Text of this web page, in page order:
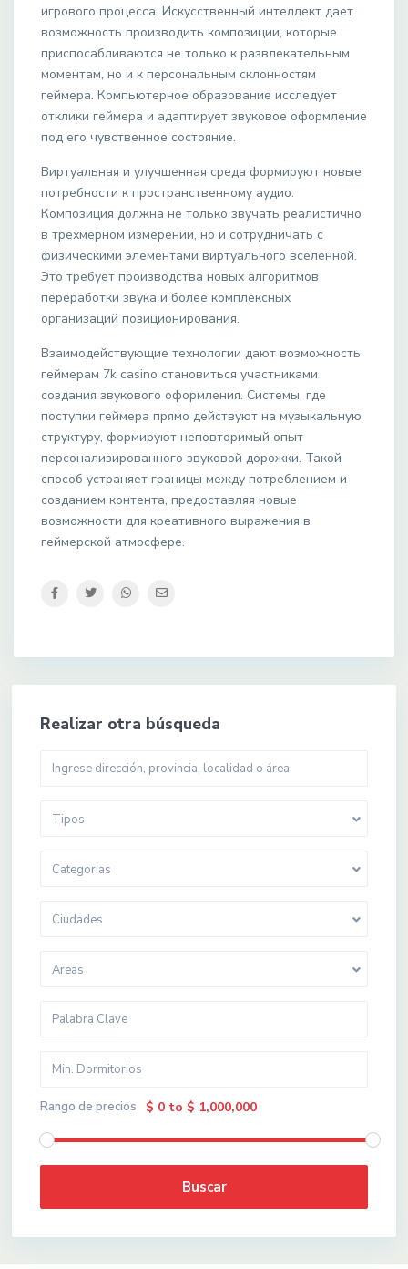
игрового процесса. Искусственный интеллект дает
возможность производить композиции, которые
приспосабливаются не только к развлекательным
моментам, но и к персональным склонностям
геймера. Компьютерное образование исследует
отклики геймера и адаптирует звуковое оформление
под его чувственное состояние.
Виртуальная и улучшенная среда формируют новые
потребности к пространственному аудио.
Композиция должна не только звучать реалистично
в трехмерном измерении, но и сотрудничать с
физическими элементами виртуального вселенной.
Это требует производства новых алгоритмов
переработки звука и более комплексных
организаций позиционирования.
Взаимодействующие технологии дают возможность
геймерам 7k casino становиться участниками
создания звукового оформления. Системы, где
поступки геймера прямо действуют на музыкальную
структуру, формируют неповторимый опыт
персонализированного звуковой дорожки. Такой
способ устраняет границы между потреблением и
созданием контента, предоставляя новые
возможности для креативного выражения в
геймерской атмосфере.
Realizar otra búsqueda
Tipos
Categorias
Ciudades
Areas
Rango de precios $ 0 to $ 1,000,000
Buscar